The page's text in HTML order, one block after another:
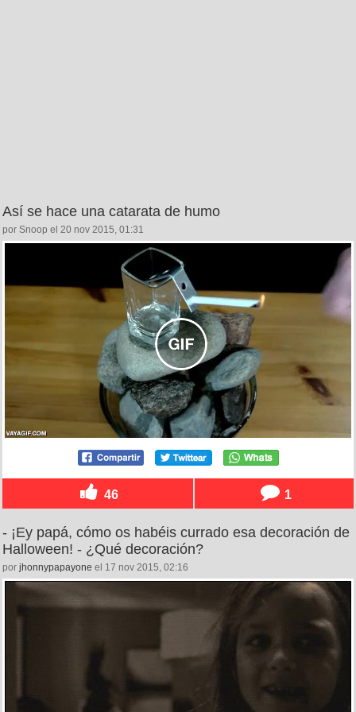
Así se hace una catarata de humo
por Snoop el 20 nov 2015, 01:31
46 1
- ¡Ey papá, cómo os habéis currado esa decoración de
Halloween! - ¿Qué decoración?
por jhonnypapayone el 17 nov 2015, 02:16